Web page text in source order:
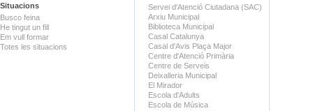
Situacions
Busco feina
He tingut un fill
Em vull formar
Totes les situacions
Servei d'Atenció Ciutadana (SAC)
Arxiu Municipal
Biblioteca Municipal
Casal Catalunya
Casal d'Avis Plaça Major
Centre d'Atenció Primària
Centre de Serveis
Deixalleria Municipal
El Mirador
Escola d'Adults
Escola de Música